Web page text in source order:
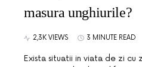
masura unghiurile?
2,3K VIEWS 3 MINUTE READ
Exista situatii in viata de zi cu